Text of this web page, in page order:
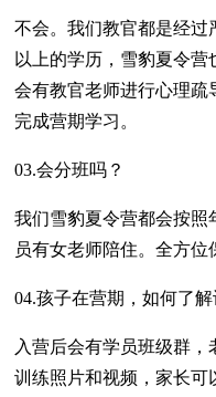
不会。我们教官都是经
以上的学历，雪豹夏令
会有教官老师进行心理疏
完成营期学习。
03.会分班吗？
我们雪豹夏令营都会按照
员有女老师陪住。全方位
04.孩子在营期，如何了解
入营后会有学员班级群
训练照片和视频，家长